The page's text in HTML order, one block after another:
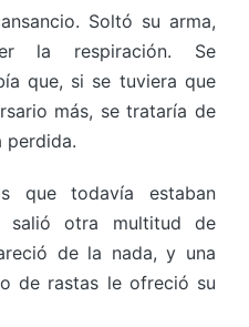
Soltó su arma,
la respiración. Se
que, si se tuviera que
más, se trataría de
perdida.
que todavía estaban
salió otra multitud de
de la nada, y una
de rastas le ofreció su